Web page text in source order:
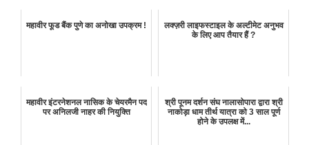
महावीर फूड बैंक पुणे का अनोखा उपक्रम !
लक्ज़री लाइफस्टाइल के अल्टीमेट अनुभव
के लिए आप तैयार हैं ?
महावीर इंटरनेशनल नासिक के चेयरमैन पद
पर अनिलजी नाहर की नियुक्ति
श्री पूनम दर्शन संघ नालासोपारा द्वारा श्री
नाकोड़ा धाम तीर्थ यात्रा को 3 साल पूर्ण
होने के उपलक्ष में...